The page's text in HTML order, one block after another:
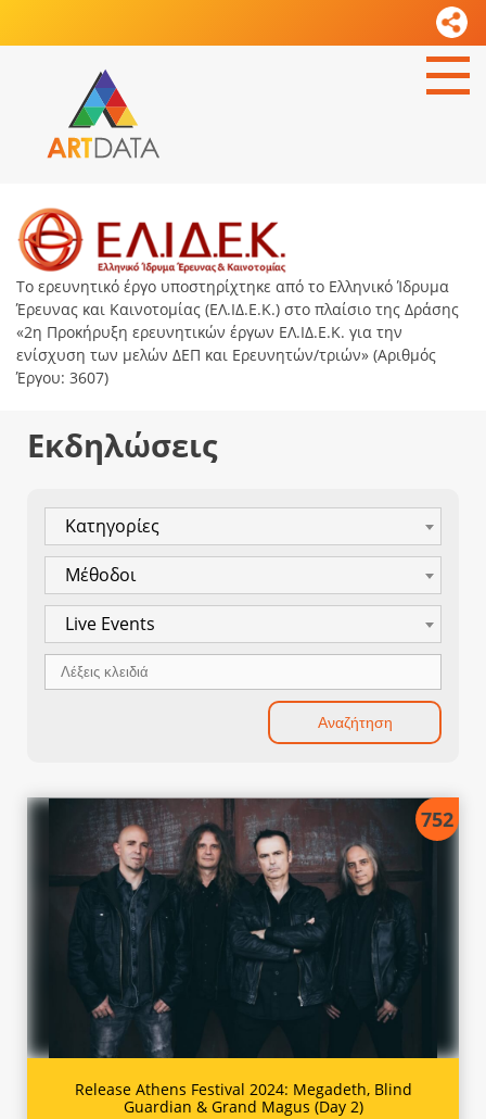
Το ερευνητικό έργο υποστηρίχτηκε από το Ελληνικό Ίδρυμα
Έρευνας και Καινοτομίας (ΕΛ.ΙΔ.Ε.Κ.) στο πλαίσιο της Δράσης
«2η Προκήρυξη ερευνητικών έργων ΕΛ.ΙΔ.Ε.Κ. για την
ενίσχυση των μελών ΔΕΠ και Ερευνητών/τριών» (Αριθμός
Έργου: 3607)
Εκδηλώσεις
Κατηγορίες
Μέθοδοι
Live Events
752
Release Athens Festival 2024: Megadeth, Blind
Guardian & Grand Magus (Day 2)